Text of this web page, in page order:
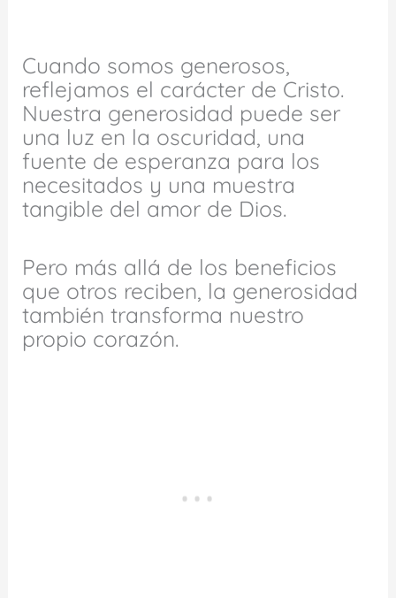
Cuando somos generosos,
reflejamos el carácter de Cristo.
Nuestra generosidad puede ser
una luz en la oscuridad, una
fuente de esperanza para los
necesitados y una muestra
tangible del amor de Dios.
Pero más allá de los beneficios
que otros reciben, la generosidad
también transforma nuestro
propio corazón.